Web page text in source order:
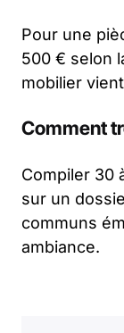
Pour une
500 € selon
mobilier
Comment
Compiler 30
sur un
communs
ambiance.